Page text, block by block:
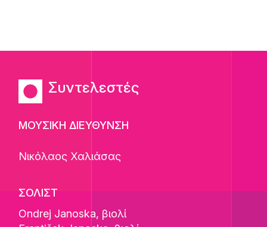
Συντελεστές
ΜΟΥΣΙΚΗ ΔΙΕΥΘΥΝΣΗ
Νικόλαος Χαλιάσας
ΣΟΛΙΣΤ
Ondrej Janoska, βιολί